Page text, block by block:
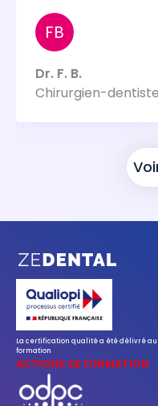
FB
Dr. F. B.
Chirurgien-
La certification qualité a été délivré
formation
ACTIONS DE FORMATION